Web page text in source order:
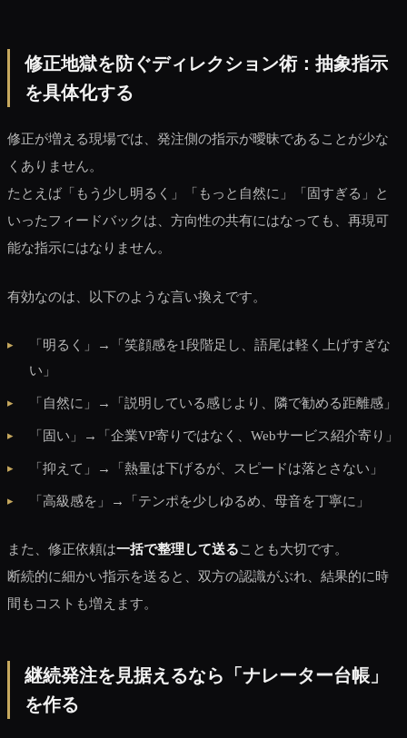
修正地獄を防ぐディレクション術：抽象指示
を具体化する
修正が増える現場では、発注側の指示が曖昧であることが少な
くありません。
たとえば「もう少し明るく」「もっと自然に」「固すぎる」と
いったフィードバックは、方向性の共有にはなっても、再現可
能な指示にはなりません。
有効なのは、以下のような言い換えです。
「明るく」→「笑顔感を1段階足し、語尾は軽く上げすぎな
い」
「自然に」→「説明している感じより、隣で勧める距離感」
「固い」→「企業VP寄りではなく、Webサービス紹介寄り」
「抑えて」→「熱量は下げるが、スピードは落とさない」
「高級感を」→「テンポを少しゆるめ、母音を丁寧に」
また、修正依頼は一括で整理して送ることも大切です。
断続的に細かい指示を送ると、双方の認識がぶれ、結果的に時
間もコストも増えます。
継続発注を見据えるなら「ナレーター台帳」
を作る